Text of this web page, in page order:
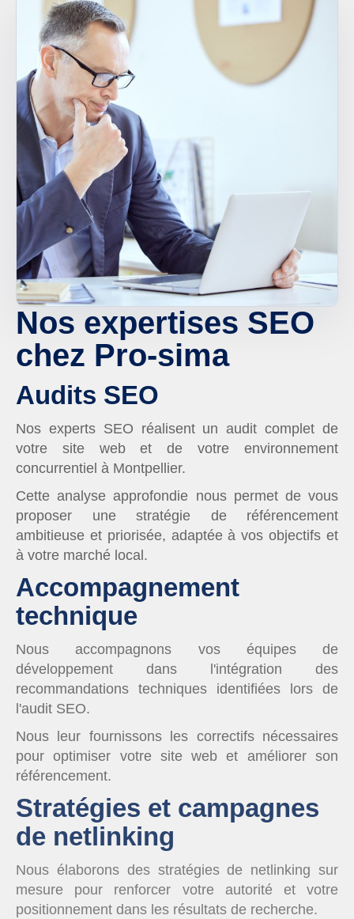
Nos expertises SEO
chez Pro-sima
Audits SEO
Nos experts SEO réalisent un audit complet de
votre site web et de votre environnement
concurrentiel à Montpellier.
Cette analyse approfondie nous permet de vous
proposer une stratégie de référencement
ambitieuse et priorisée, adaptée à vos objectifs et
à votre marché local.
Accompagnement
technique
Nous accompagnons vos équipes de
développement dans l'intégration des
recommandations techniques identifiées lors de
l'audit SEO.
Nous leur fournissons les correctifs nécessaires
pour optimiser votre site web et améliorer son
référencement.
Stratégies et campagnes
de netlinking
Nous élaborons des stratégies de netlinking sur
mesure pour renforcer votre autorité et votre
positionnement dans les résultats de recherche.